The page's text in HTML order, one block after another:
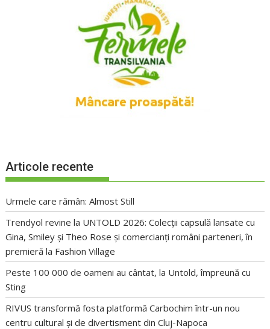
Articole recente
Urmele care rămân: Almost Still
Trendyol revine la UNTOLD 2026: Colecții capsulă lansate cu
Gina, Smiley și Theo Rose și comercianți români parteneri, în
premieră la Fashion Village
Peste 100 000 de oameni au cântat, la Untold, împreună cu
Sting
RIVUS transformă fosta platformă Carbochim într-un nou
centru cultural și de divertisment din Cluj-Napoca